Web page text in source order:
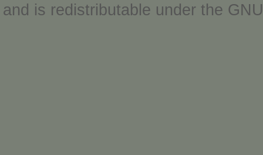
and is redistributable under the